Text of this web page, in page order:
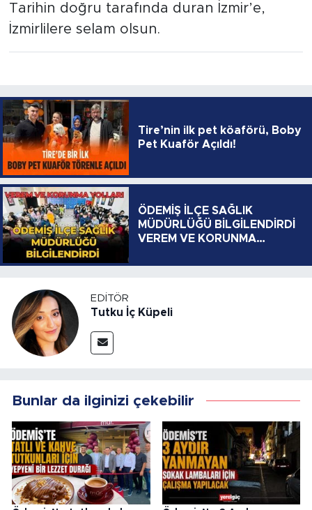
Tarihin doğru tarafında duran İzmir’e,
İzmirlilere selam olsun.
Tire’nin ilk pet köaförü, Boby
Pet Kuaför Açıldı!
ÖDEMİŞ İLÇE SAĞLIK
MÜDÜRLÜĞÜ BİLGİLENDİRDİ
VEREM VE KORUNMA
EDITÖR
Tutku İç Küpeli
Bunlar da ilginizi çekebilir